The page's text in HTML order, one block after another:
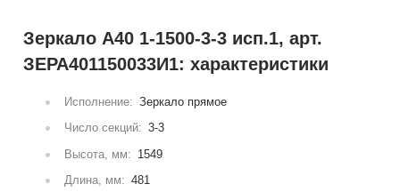
Зеркало А40 1-1500-3-3 исп.1, арт.
ЗЕРА401150033И1: характеристики
Исполнение: Зеркало прямое
Число секций: 3-3
Высота, мм: 1549
Длина, мм: 481